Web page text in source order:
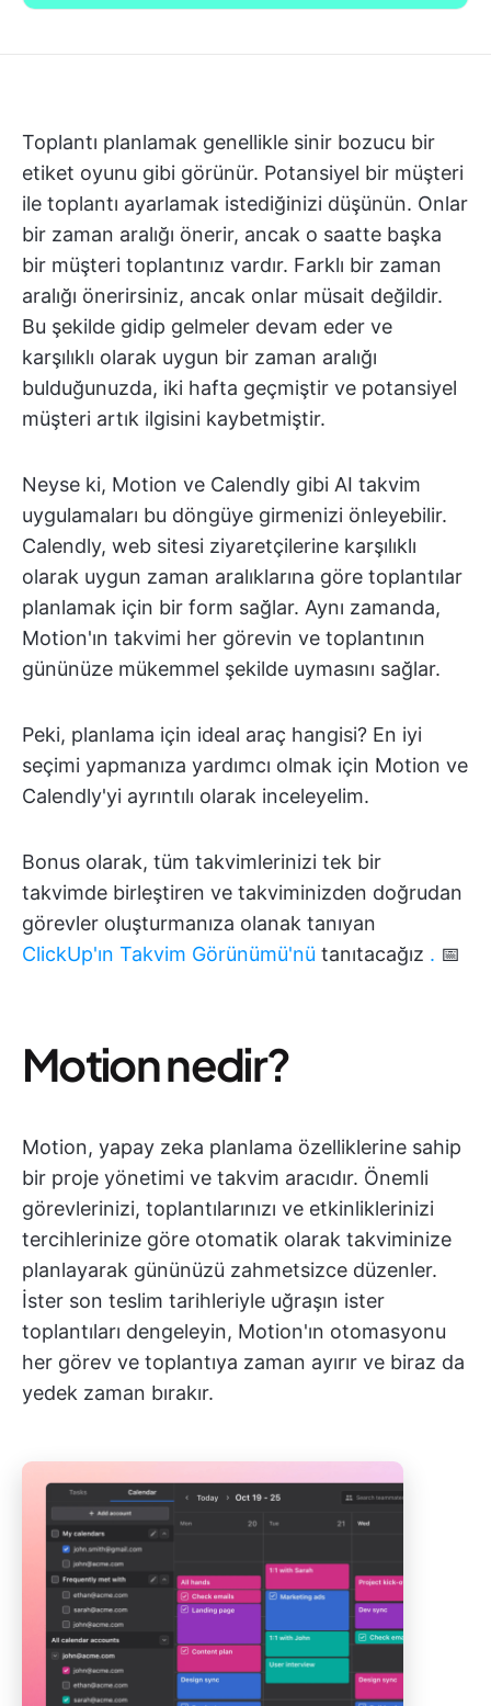
Toplantı planlamak genellikle sinir bozucu bir
etiket oyunu gibi görünür. Potansiyel bir müşteri
ile toplantı ayarlamak istediğinizi düşünün. Onlar
bir zaman aralığı önerir, ancak o saatte başka
bir müşteri toplantınız vardır. Farklı bir zaman
aralığı önerirsiniz, ancak onlar müsait değildir.
Bu şekilde gidip gelmeler devam eder ve
karşılıklı olarak uygun bir zaman aralığı
bulduğunuzda, iki hafta geçmiştir ve potansiyel
müşteri artık ilgisini kaybetmiştir.
Neyse ki, Motion ve Calendly gibi AI takvim
uygulamaları bu döngüye girmenizi önleyebilir.
Calendly, web sitesi ziyaretçilerine karşılıklı
olarak uygun zaman aralıklarına göre toplantılar
planlamak için bir form sağlar. Aynı zamanda,
Motion'ın takvimi her görevin ve toplantının
gününüze mükemmel şekilde uymasını sağlar.
Peki, planlama için ideal araç hangisi? En iyi
seçimi yapmanıza yardımcı olmak için Motion ve
Calendly'yi ayrıntılı olarak inceleyelim.
Bonus olarak, tüm takvimlerinizi tek bir
takvimde birleştiren ve takviminizden doğrudan
görevler oluşturmanıza olanak tanıyan
ClickUp'ın Takvim Görünümü'nü tanıtacağız . 📅
Motion nedir?
Motion, yapay zeka planlama özelliklerine sahip
bir proje yönetimi ve takvim aracıdır. Önemli
görevlerinizi, toplantılarınızı ve etkinliklerinizi
tercihlerinize göre otomatik olarak takviminize
planlayarak gününüzü zahmetsizce düzenler.
İster son teslim tarihleriyle uğraşın ister
toplantıları dengeleyin, Motion'ın otomasyonu
her görev ve toplantıya zaman ayırır ve biraz da
yedek zaman bırakır.